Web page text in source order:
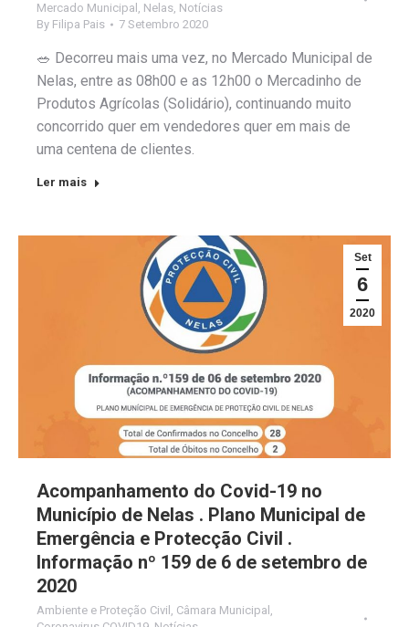
Mercado Municipal , Nelas, Notícias
By Filipa Pais 7 Setembro 2020
🥗 Decorreu mais uma vez, no Mercado Municipal de
Nelas, entre as 08h00 e as 12h00 o Mercadinho de
Produtos Agrícolas (Solidário), continuando muito
concorrido quer em vendedores quer em mais de
uma centena de clientes.
Ler mais
Set
6
2020
Acompanhamento do Covid-19 no
Município de Nelas . Plano Municipal de
Emergência e Protecção Civil .
Informação nº 159 de 6 de setembro de
2020
Ambiente e Proteção Civil , Câmara Municipal ,